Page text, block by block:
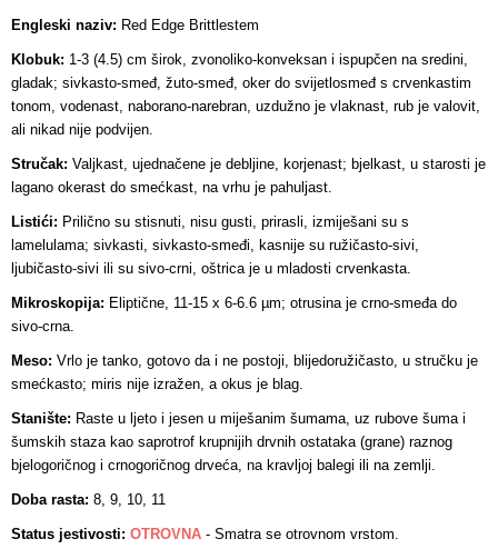
Engleski naziv: Red Edge Brittlestem
Klobuk: 1-3 (4.5) cm širok, zvonoliko-konveksan i ispupčen na sredini,
gladak; sivkasto-smeđ, žuto-smeđ, oker do svijetlosmeđ s crvenkastim
tonom, vodenast, naborano-narebran, uzdužno je vlaknast, rub je valovit,
ali nikad nije podvijen.
Stručak: Valjkast, ujednačene je debljine, korjenast; bjelkast, u starosti je
lagano okerast do smećkast, na vrhu je pahuljast.
Listići: Prilično su stisnuti, nisu gusti, prirasli, izmiješani su s
lamelulama; sivkasti, sivkasto-smeđi, kasnije su ružičasto-sivi,
ljubičasto-sivi ili su sivo-crni, oštrica je u mladosti crvenkasta.
Mikroskopija: Eliptične, 11-15 x 6-6.6 µm; otrusina je crno-smeđa do
sivo-crna.
Meso: Vrlo je tanko, gotovo da i ne postoji, blijedoružičasto, u stručku je
smećkasto; miris nije izražen, a okus je blag.
Stanište: Raste u ljeto i jesen u miješanim šumama, uz rubove šuma i
šumskih staza kao saprotrof krupnijih drvnih ostataka (grane) raznog
bjelogoričnog i crnogoričnog drveća, na kravljoj balegi ili na zemlji.
Doba rasta: 8, 9, 10, 11
Status jestivosti: OTROVNA - Smatra se otrovnom vrstom.